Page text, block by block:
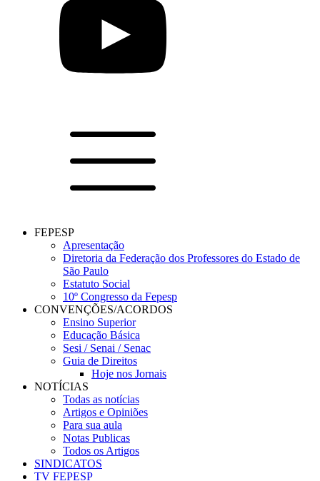
FEPESP
Apresentação
Diretoria da Federação dos Professores do Estado de
São Paulo
Estatuto Social
10º Congresso da Fepesp
CONVENÇÕES/ACORDOS
Ensino Superior
Educação Básica
Sesi / Senai / Senac
Guia de Direitos
Hoje nos Jornais
NOTÍCIAS
Todas as notícias
Artigos e Opiniões
Para sua aula
Notas Publicas
Todos os Artigos
SINDICATOS
TV FEPESP